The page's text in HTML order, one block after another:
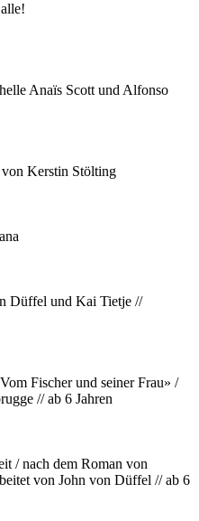
Anaïs Scott und Alfonso
Kerstin Stölting
Düffel und Kai Tietje //
Fischer und seiner Frau» /
// ab 6 Jahren
/ nach dem Roman von
von John von Düffel // ab 6